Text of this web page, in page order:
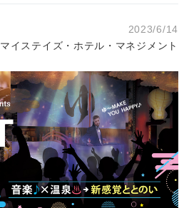
2023/6/14
マイステイズ・ホテル・マネジメント